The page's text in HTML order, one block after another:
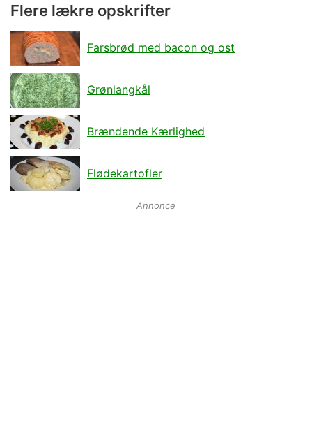
Flere lækre opskrifter
Farsbrød med bacon og ost
Grønlangkål
Brændende Kærlighed
Flødekartofler
Annonce